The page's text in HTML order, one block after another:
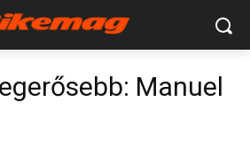
Manuel